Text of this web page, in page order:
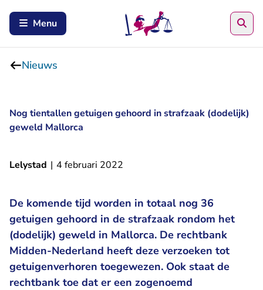
Menu
Nieuws
Nog tientallen getuigen gehoord in strafzaak (dodelijk)
geweld Mallorca
Lelystad | 4 februari 2022
De komende tijd worden in totaal nog 36
getuigen gehoord in de strafzaak rondom het
(dodelijk) geweld in Mallorca. De rechtbank
Midden-Nederland heeft deze verzoeken tot
getuigenverhoren toegewezen. Ook staat de
rechtbank toe dat er een zogenoemd